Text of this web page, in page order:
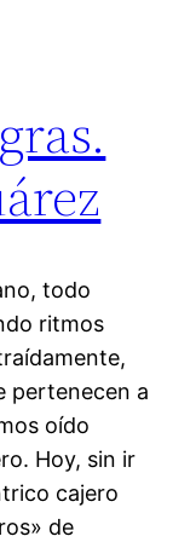
todo
ritmos
pertenecen a
oído
Hoy, sin ir
cajero
de